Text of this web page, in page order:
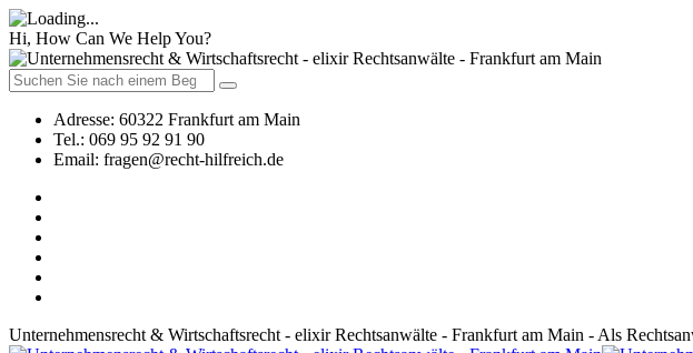
Hi, How Can We Help You?
Adresse: 60322 Frankfurt am Main
Tel.: 069 95 92 91 90
Email: fragen@recht-hilfreich.de
Unternehmensrecht & Wirtschaftsrecht - elixir Rechtsanwälte - Frankfurt am Main - Als